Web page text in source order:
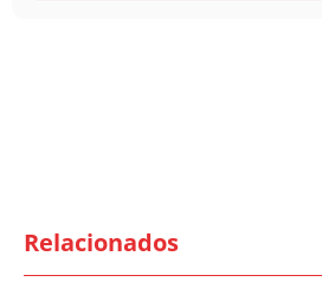
Relacionados